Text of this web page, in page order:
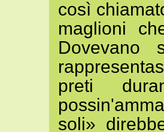
così
maglioni
Dovevano
preti
soli»